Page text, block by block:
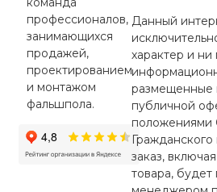
профессионалов,
занимающихся
продажей,
проектированием
и монтажом
фальшпола.
Данный
характер и ни
размещенные
публичной
положениями
заказ,
товара,